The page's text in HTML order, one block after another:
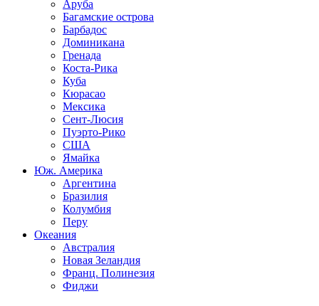
Аруба
Багамские острова
Барбадос
Доминикана
Гренада
Коста-Рика
Куба
Кюрасао
Мексика
Сент-Люсия
Пуэрто-Рико
США
Ямайка
Юж. Америка
Аргентина
Бразилия
Колумбия
Перу
Океания
Австралия
Новая Зеландия
Франц. Полинезия
Фиджи